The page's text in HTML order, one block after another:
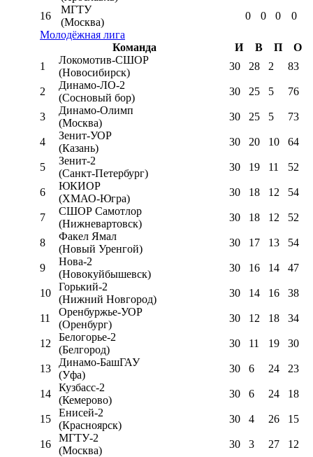
16
МГТУ
(Москва)
0 0 0
0
Молодёжная лига
Команда
И В П
О
1
Локомотив-CШОР
(Новосибирск)
30 28 2 83
2
Динамо-ЛО-2
(Сосновый бор)
30 25 5 76
3
Динамо-Олимп
(Москва)
30 25 5 73
4
Зенит-УОР
(Казань)
30 20 10 64
5
Зенит-2
(Санкт-Петербург)
30 19 11 52
6
ЮКИОР
(ХМАО-Югра)
30 18 12 54
7
СШОР Самотлор
(Нижневартовск)
30 18 12 52
8
Факел Ямал
(Новый Уренгой)
30 17 13 54
9
Нова-2
(Новокуйбышевск)
30 16 14 47
10
Горький-2
(Нижний Новгород)
30 14 16 38
11
Оренбуржье-УОР
(Оренбург)
30 12 18 34
12
Белогорье-2
(Белгород)
30 11 19 30
13
Динамо-БашГАУ
(Уфа)
30 6 24 23
14
Кузбасс-2
(Кемерово)
30 6 24 18
15
Енисей-2
(Красноярск)
30 4 26 15
16
МГТУ-2
(Москва)
30 3 27 12